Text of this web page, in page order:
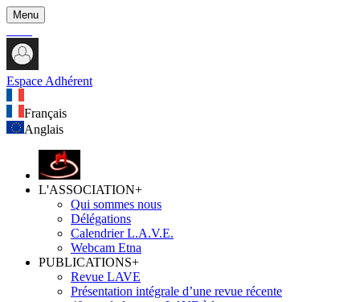
Menu
Espace Adhérent
Français
Anglais
L'ASSOCIATION+
Qui sommes nous
Délégations
Calendrier L.A.V.E.
Webcam Etna
PUBLICATIONS+
Revue LAVE
Présentation intégrale d’une revue récente